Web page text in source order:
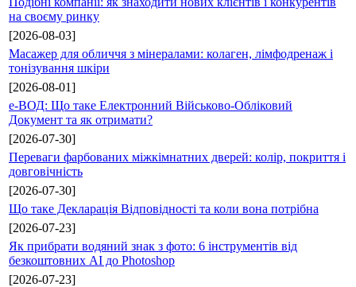
на своєму ринку
[2026-08-03]
Масажер для обличчя з мінералами: колаген, лімфодренаж і
тонізування шкіри
[2026-08-01]
е-ВОД: Що таке Електронний Військово-Обліковий
Документ та як отримати?
[2026-07-30]
Переваги фарбованих міжкімнатних дверей: колір, покриття і
довговічність
[2026-07-30]
Що таке Декларація Відповідності та коли вона потрібна
[2026-07-23]
Як прибрати водяний знак з фото: 6 інструментів від
безкоштовних AI до Photoshop
[2026-07-23]